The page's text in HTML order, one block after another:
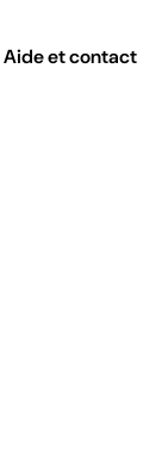
Aide et contact